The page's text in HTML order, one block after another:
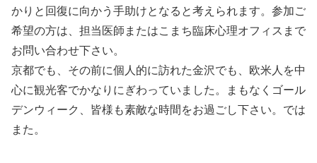
かりと回復に向かう手助けとなると考えられます。参加ご
希望の方は、担当医師またはこまち臨床心理オフィスまで
お問い合わせ下さい。
京都でも、その前に個人的に訪れた金沢でも、欧米人を中
心に観光客でかなりにぎわっていました。まもなくゴール
デンウィーク、皆様も素敵な時間をお過ごし下さい。では
また。